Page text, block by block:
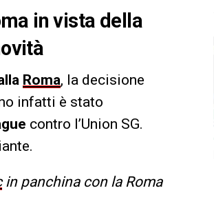
in vista della
Roma, la decisione
infatti è stato
contro l’Union SG.
in panchina con la Roma